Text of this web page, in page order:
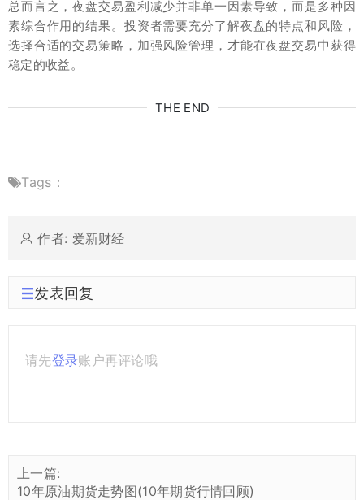
总而言之，夜盘交易盈利减少并非单一因素导致，而是多种因
素综合作用的结果。投资者需要充分了解夜盘的特点和风险，
选择合适的交易策略，加强风险管理，才能在夜盘交易中获得
稳定的收益。
THE END
Tags：
作者: 爱新财经
发表回复
请先登录账户再评论哦
上一篇:
10年原油期货走势图(10年期货行情回顾)